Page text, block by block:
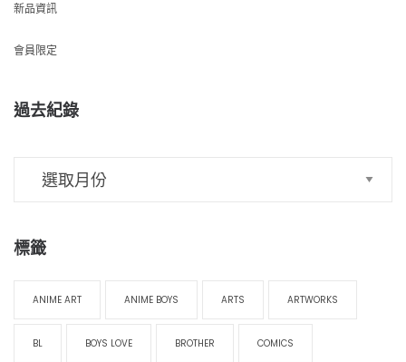
新品資訊
會員限定
過去紀錄
標籤
ANIME ART ANIME BOYS ARTS ARTWORKS
BL BOYS LOVE BROTHER COMICS